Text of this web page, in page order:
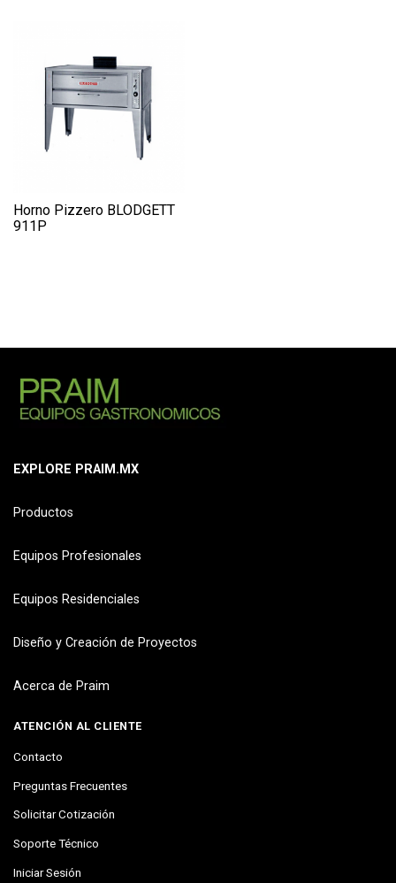
Horno Pizzero BLODGETT
911P
EXPLORE PRAIM.MX
Productos
Equipos Profesionales
Equipos Residenciales
Diseño y Creación de Proyectos
Acerca de Praim
ATENCIÓN AL CLIENTE
Contacto
Preguntas Frecuentes
Solicitar Cotización
Soporte Técnico
Iniciar Sesión